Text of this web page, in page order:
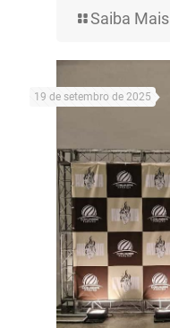
Saiba Mais
19 de setembro de 2025